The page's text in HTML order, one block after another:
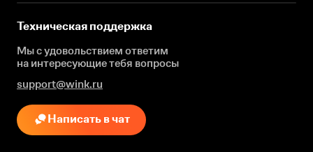
Техническая поддержка
Мы с удовольствием ответим
на интересующиетебя вопросы
support@wink.ru
Написать в чат